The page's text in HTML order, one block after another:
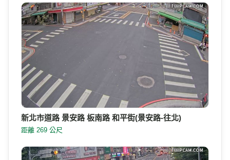
新北市道路 景安路 板南路 和平街(景安路-往北)
距離 269 公尺